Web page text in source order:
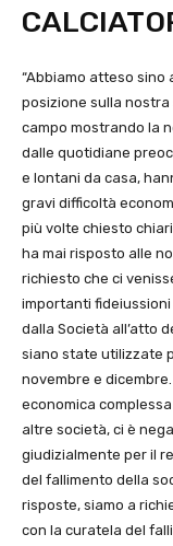
“Abbiamo atteso sino
posizione sulla nostra
campo mostrando la
dalle quotidiane
e lontani da casa,
gravi difficoltà
più volte chiesto
ha mai risposto alle
richiesto che ci
importanti
dalla Società all’atto
siano state utilizzate
novembre e
economica
altre società, ci è
giudizialmente per il
del fallimento della
risposte, siamo a
con la curatela del